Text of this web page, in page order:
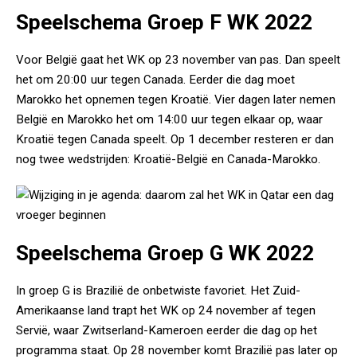
Speelschema Groep F WK 2022
Voor België gaat het WK op 23 november van pas. Dan speelt
het om 20:00 uur tegen Canada. Eerder die dag moet
Marokko het opnemen tegen Kroatië. Vier dagen later nemen
België en Marokko het om 14:00 uur tegen elkaar op, waar
Kroatië tegen Canada speelt. Op 1 december resteren er dan
nog twee wedstrijden: Kroatië-België en Canada-Marokko.
Speelschema Groep G WK 2022
In groep G is Brazilië de onbetwiste favoriet. Het Zuid-
Amerikaanse land trapt het WK op 24 november af tegen
Servië, waar Zwitserland-Kameroen eerder die dag op het
programma staat. Op 28 november komt Brazilië pas later op